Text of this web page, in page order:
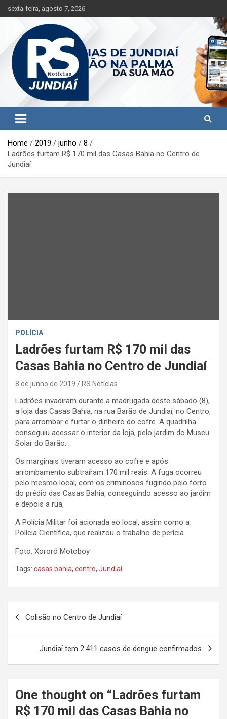
k
t
sexta-feira, agosto 7, 2026
RS Notícias Jundiaí
Jundiaí e região na palma da sua mão!
Home 2019 junho
8
Ladrões furtam R$ 170 mil das Casas Bahia no Centro de
Jundiaí
POLÍCIA
Ladrões furtam R$ 170 mil das
Casas Bahia no Centro de Jundiaí
8 de junho de 2019 RS Notícias
Ladrões invadiram durante a madrugada deste sábado (8),
a loja das Casas Bahia, na rua Barão de Jundiaí, no Centro,
para arrombar e furtar o dinheiro do cofre. A quadrilha
conseguiu acessar o interior da loja, pelo jardim do Museu
Solar do Barão.
Os marginais tiveram acesso ao cofre e após
arrombamento subtraíram 170 mil reais. A fuga ocorreu
pelo mesmo local, com os criminosos fugindo pelo forro
do prédio das Casas Bahia, conseguindo acesso ao jardim
e depois a rua,
A Polícia Militar foi acionada ao local, assim como a
Polícia Científica, que realizou o trabalho de perícia.
Foto: Xororó Motoboy
Tags: casas bahia, centro, Jundiaí
Colisão no Centro de Jundiaí
Jundiaí tem 2.411 casos de dengue confirmados
One thought on “ Ladrões furtam
R$ 170 mil das Casas Bahia no